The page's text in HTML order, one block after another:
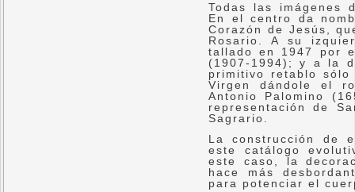
Todas las imágenes
En el centro da
Corazón de Jesús,
Rosario. A su
tallado en 1947 por
(1907-1994); y a la
primitivo retablo
Virgen dándole el
Antonio Palomino
representación de
Sagrario.
La construcción de
este catálogo
este caso, la
hace más
para potenciar el